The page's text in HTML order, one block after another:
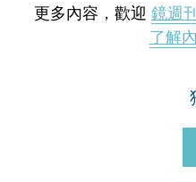
更多內容，歡迎 鏡週
了解